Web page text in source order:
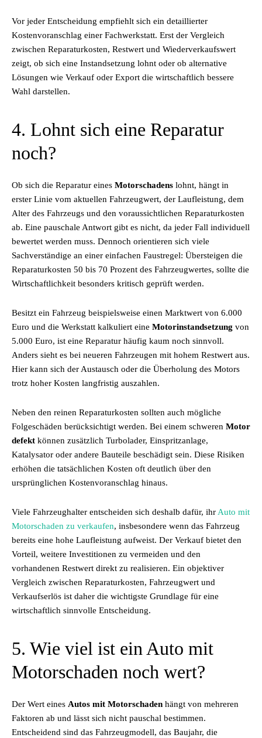
Vor jeder Entscheidung empfiehlt sich ein detaillierter
Kostenvoranschlag einer Fachwerkstatt. Erst der Vergleich
zwischen Reparaturkosten, Restwert und Wiederverkaufswert
zeigt, ob sich eine Instandsetzung lohnt oder ob alternative
Lösungen wie Verkauf oder Export die wirtschaftlich bessere
Wahl darstellen.
4. Lohnt sich eine Reparatur
noch?
Ob sich die Reparatur eines Motorschadens lohnt, hängt in
erster Linie vom aktuellen Fahrzeugwert, der Laufleistung, dem
Alter des Fahrzeugs und den voraussichtlichen Reparaturkosten
ab. Eine pauschale Antwort gibt es nicht, da jeder Fall individuell
bewertet werden muss. Dennoch orientieren sich viele
Sachverständige an einer einfachen Faustregel: Übersteigen die
Reparaturkosten 50 bis 70 Prozent des Fahrzeugwertes, sollte die
Wirtschaftlichkeit besonders kritisch geprüft werden.
Besitzt ein Fahrzeug beispielsweise einen Marktwert von 6.000
Euro und die Werkstatt kalkuliert eine Motorinstandsetzung von
5.000 Euro, ist eine Reparatur häufig kaum noch sinnvoll.
Anders sieht es bei neueren Fahrzeugen mit hohem Restwert aus.
Hier kann sich der Austausch oder die Überholung des Motors
trotz hoher Kosten langfristig auszahlen.
Neben den reinen Reparaturkosten sollten auch mögliche
Folgeschäden berücksichtigt werden. Bei einem schweren Motor
defekt können zusätzlich Turbolader, Einspritzanlage,
Katalysator oder andere Bauteile beschädigt sein. Diese Risiken
erhöhen die tatsächlichen Kosten oft deutlich über den
ursprünglichen Kostenvoranschlag hinaus.
Viele Fahrzeughalter entscheiden sich deshalb dafür, ihr Auto mit
Motorschaden zu verkaufen, insbesondere wenn das Fahrzeug
bereits eine hohe Laufleistung aufweist. Der Verkauf bietet den
Vorteil, weitere Investitionen zu vermeiden und den
vorhandenen Restwert direkt zu realisieren. Ein objektiver
Vergleich zwischen Reparaturkosten, Fahrzeugwert und
Verkaufserlös ist daher die wichtigste Grundlage für eine
wirtschaftlich sinnvolle Entscheidung.
5. Wie viel ist ein Auto mit
Motorschaden noch wert?
Der Wert eines Autos mit Motorschaden hängt von mehreren
Faktoren ab und lässt sich nicht pauschal bestimmen.
Entscheidend sind das Fahrzeugmodell, das Baujahr, die